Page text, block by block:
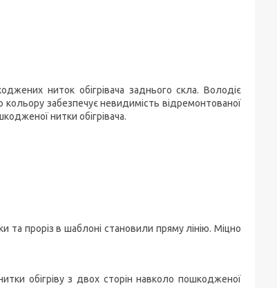
ниток обігрівача заднього скла. Володіє
кольору забезпечує невидимість відремонтованої
нитки обігрівача.
проріз в шаблоні становили пряму лінію. Міцно
обігріву з двох сторін навколо пошкодженої